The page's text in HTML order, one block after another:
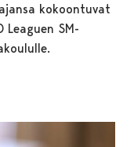
kokoontuvat
Leaguen SM-